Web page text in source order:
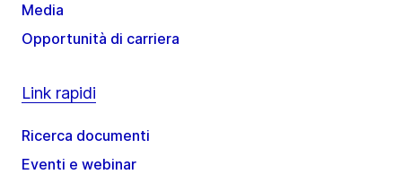
Media
Opportunità di carriera
Link rapidi
Ricerca documenti
Eventi e webinar